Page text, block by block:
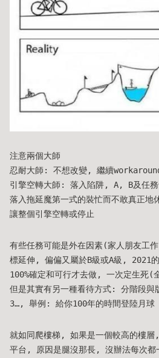
注意兩個大師
忍耐大師: 不想改變, 繼續
引擎空轉大師: 落入陷阱, A, B及任務
落入拖延魔第一式的裝忙而不敢真正
讓整個引擎空轉或停止
有些任務可能是外在因素(家人朋友工
標延伸, 偏偏又屬於B級或A級, 2021
100%確定和可行才去做, 一次定生死
但是其實有另一種看待方式: 分階段
3…, 舉例: 給你100年的時間登陸月球
就如同爬樓梯, 如果是一個較高的樓
平台, 原因是腿沒那長, 沒辦法每次